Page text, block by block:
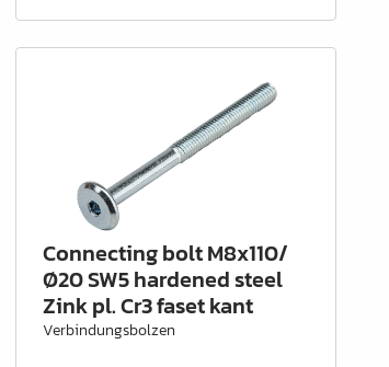
Connecting bolt M8x110/
Ø20 SW5 hardened steel
Zink pl. Cr3 faset kant
Verbindungsbolzen